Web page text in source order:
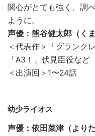
関心がとても強く、調
ように。
声優：熊谷健太郎（く
＜代表作＞「グランク
「A3！」伏見臣役など
＜出演回＞1〜24話
幼少ライオス
声優：依田菜津（よりた